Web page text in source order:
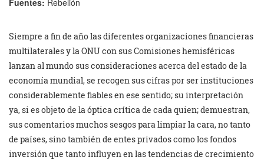
Siempre a fin de año las diferentes organizaciones financieras
multilaterales y la ONU con sus Comisiones hemisféricas
lanzan al mundo sus consideraciones acerca del estado de la
economía mundial, se recogen sus cifras por ser instituciones
considerablemente fiables en ese sentido; su interpretación
ya, si es objeto de la óptica crítica de cada quien; demuestran,
sus comentarios muchos sesgos para limpiar la cara, no tanto
de países, sino también de entes privados como los fondos
inversión que tanto influyen en las tendencias de crecimiento